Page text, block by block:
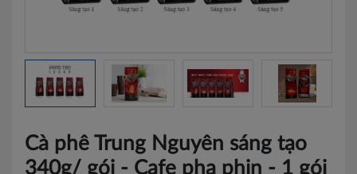
Cà phê Trung Nguyên sáng tạo
340g/ gói - Cafe pha phin - 1 gói